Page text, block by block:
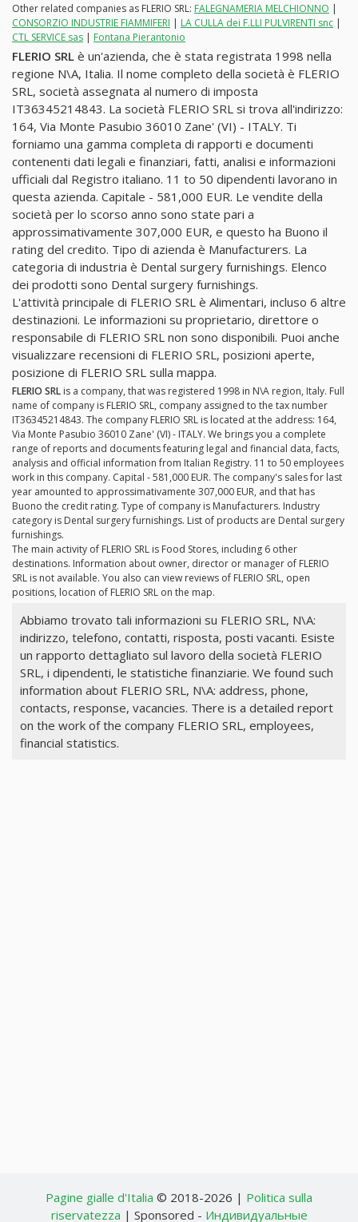
Other related companies as FLERIO SRL: FALEGNAMERIA MELCHIONNO |
CONSORZIO INDUSTRIE FIAMMIFERI | LA CULLA dei F.LLI PULVIRENTI snc |
CTL SERVICE sas | Fontana Pierantonio
FLERIO SRL è un'azienda, che è stata registrata 1998 nella
regione N\A, Italia. Il nome completo della società è FLERIO
SRL, società assegnata al numero di imposta
IT36345214843. La società FLERIO SRL si trova all'indirizzo:
164, Via Monte Pasubio 36010 Zane' (VI) - ITALY. Ti
forniamo una gamma completa di rapporti e documenti
contenenti dati legali e finanziari, fatti, analisi e informazioni
ufficiali dal Registro italiano. 11 to 50 dipendenti lavorano in
questa azienda. Capitale - 581,000 EUR. Le vendite della
società per lo scorso anno sono state pari a
approssimativamente 307,000 EUR, e questo ha Buono il
rating del credito. Tipo di azienda è Manufacturers. La
categoria di industria è Dental surgery furnishings. Elenco
dei prodotti sono Dental surgery furnishings.
L'attività principale di FLERIO SRL è Alimentari, incluso 6 altre
destinazioni. Le informazioni su proprietario, direttore o
responsabile di FLERIO SRL non sono disponibili. Puoi anche
visualizzare recensioni di FLERIO SRL, posizioni aperte,
posizione di FLERIO SRL sulla mappa.
FLERIO SRL is a company, that was registered 1998 in N\A region, Italy. Full
name of company is FLERIO SRL, company assigned to the tax number
IT36345214843. The company FLERIO SRL is located at the address: 164,
Via Monte Pasubio 36010 Zane' (VI) - ITALY. We brings you a complete
range of reports and documents featuring legal and financial data, facts,
analysis and official information from Italian Registry. 11 to 50 employees
work in this company. Capital - 581,000 EUR. The company's sales for last
year amounted to approssimativamente 307,000 EUR, and that has
Buono the credit rating. Type of company is Manufacturers. Industry
category is Dental surgery furnishings. List of products are Dental surgery
furnishings.
The main activity of FLERIO SRL is Food Stores, including 6 other
destinations. Information about owner, director or manager of FLERIO
SRL is not available. You also can view reviews of FLERIO SRL, open
positions, location of FLERIO SRL on the map.
Abbiamo trovato tali informazioni su FLERIO SRL, N\A:
indirizzo, telefono, contatti, risposta, posti vacanti. Esiste
un rapporto dettagliato sul lavoro della società FLERIO
SRL, i dipendenti, le statistiche finanziarie. We found such
information about FLERIO SRL, N\A: address, phone,
contacts, response, vacancies. There is a detailed report
on the work of the company FLERIO SRL, employees,
financial statistics.
Pagine gialle d'Italia © 2018-2026 | Politica sulla
riservatezza | Sponsored - Индивидуальные